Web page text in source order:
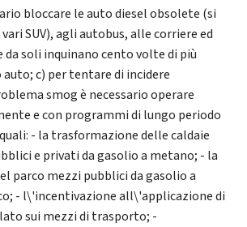
bloccare le auto diesel obsolete (si
SUV), agli autobus, alle corriere ed
da soli inquinano cento volte di più
c) per tentare di incidere
smog è necessario operare
e con programmi di lungo periodo
- la trasformazione delle caldaie
e privati da gasolio a metano; - la
parco mezzi pubblici da gasolio a
- l\'incentivazione all\'applicazione di
sui mezzi di trasporto; -